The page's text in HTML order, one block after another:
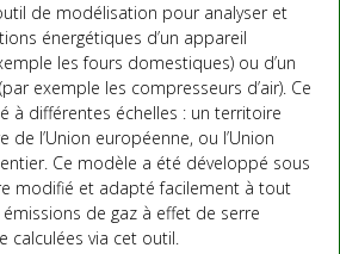
de modélisation pour analyser et
énergétiques d’un appareil
les fours domestiques) ou d’un
exemple les compresseurs d’air). Ce
à différentes échelles : un territoire
l’Union européenne, ou l’Union
Ce modèle a été développé sous
modifié et adapté facilement à tout
de gaz à effet de serre
calculées via cet outil.